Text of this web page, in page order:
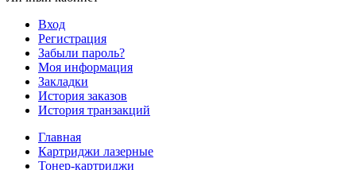
Вход
Регистрация
Забыли пароль?
Моя информация
Закладки
История заказов
История транзакций
Главная
Картриджи лазерные
Тонер-картриджи